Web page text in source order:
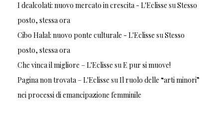
I dealcolati: nuovo mercato in crescita - L'Eclisse suStesso
posto, stessa ora
Cibo Halal: nuovo ponte culturale - L'Eclisse suStesso
posto, stessa ora
Che vinca il migliore – L'Eclisse suE pur si muove!
Pagina non trovata – L'Eclisse suIl ruolo delle “arti minori”
nei processi di emancipazione femminile